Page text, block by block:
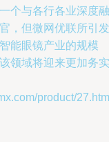
个与各行各业深度融
，但微网优联所引发
能眼镜产业的规模
领域将迎来更加务实
product/